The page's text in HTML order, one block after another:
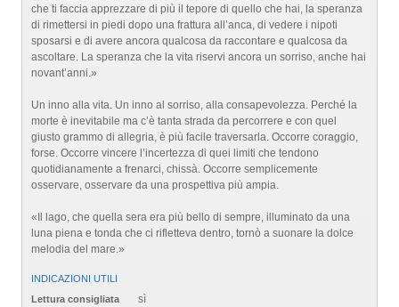
che ti faccia apprezzare di più il tepore di quello che hai, la speranza
di rimettersi in piedi dopo una frattura all’anca, di vedere i nipoti
sposarsi e di avere ancora qualcosa da raccontare e qualcosa da
ascoltare. La speranza che la vita riservi ancora un sorriso, anche hai
novant’anni.»
Un inno alla vita. Un inno al sorriso, alla consapevolezza. Perché la
morte è inevitabile ma c’è tanta strada da percorrere e con quel
giusto grammo di allegria, è più facile traversarla. Occorre coraggio,
forse. Occorre vincere l’incertezza di quei limiti che tendono
quotidianamente a frenarci, chissà. Occorre semplicemente
osservare, osservare da una prospettiva più ampia.
«Il lago, che quella sera era più bello di sempre, illuminato da una
luna piena e tonda che ci rifletteva dentro, tornò a suonare la dolce
melodia del mare.»
INDICAZIONI UTILI
Lettura consigliata
sì